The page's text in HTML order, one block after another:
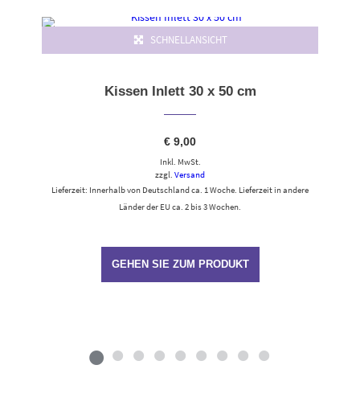
SCHNELLANSICHT
Kissen Inlett 30 x 50 cm
€ 9,00
Inkl. MwSt.
zzgl.Versand
Lieferzeit: Innerhalb von Deutschland ca. 1 Woche. Lieferzeit in andere
Länder der EU ca. 2 bis 3 Wochen.
GEHEN SIE ZUM PRODUKT